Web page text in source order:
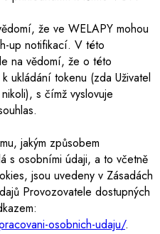
že ve WELAPY mohou
up notifikací. V této
na vědomí, že o této
ukládání tokenu (zda Uživatel
s čímž vyslovuje
jakým způsobem
s osobními údaji, a to včetně
jsou uvedeny v Zásadách
Provozovatele dostupných
osobnich-udaju/.